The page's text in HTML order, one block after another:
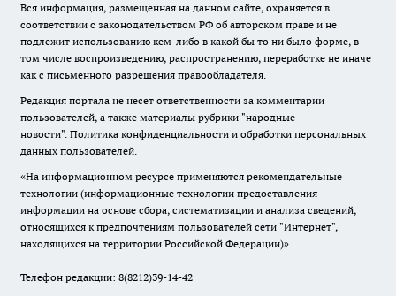
Вся информация, размещенная на данном сайте, охраняется в
соответствии с законодательством РФ об авторском праве и не
подлежит использованию кем-либо в какой бы то ни было форме, в
том числе воспроизведению, распространению, переработке не иначе
как с письменного разрешения правообладателя.
Редакция портала не несет ответственности за комментарии
пользователей, а также материалы рубрики "народные
новости". Политика конфиденциальности и обработки персональных
данных пользователей.
«На информационном ресурсе применяются рекомендательные
технологии (информационные технологии предоставления
информации на основе сбора, систематизации и анализа сведений,
относящихся к предпочтениям пользователей сети "Интернет",
находящихся на территории Российской Федерации)».
Телефон редакции: 8(8212)39-14-42